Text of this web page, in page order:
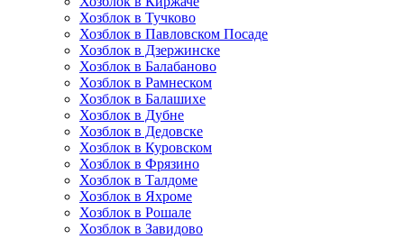
Хозблок в Тучково
Хозблок в Павловском Посаде
Хозблок в Дзержинске
Хозблок в Балабаново
Хозблок в Рамнеском
Хозблок в Балашихе
Хозблок в Дубне
Хозблок в Дедовске
Хозблок в Куровском
Хозблок в Фрязино
Хозблок в Талдоме
Хозблок в Яхроме
Хозблок в Рошале
Хозблок в Завидово